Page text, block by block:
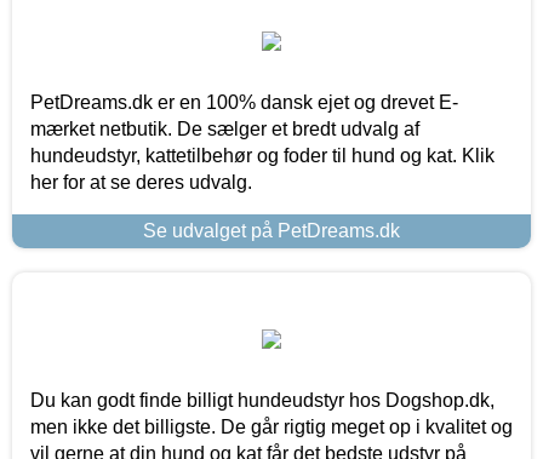
PetDreams.dk er en 100% dansk ejet og drevet E-
mærket netbutik. De sælger et bredt udvalg af
hundeudstyr, kattetilbehør og foder til hund og kat. Klik
her for at se deres udvalg.
Se udvalget på PetDreams.dk
Du kan godt finde billigt hundeudstyr hos Dogshop.dk,
men ikke det billigste. De går rigtig meget op i kvalitet og
vil gerne at din hund og kat får det bedste udstyr på